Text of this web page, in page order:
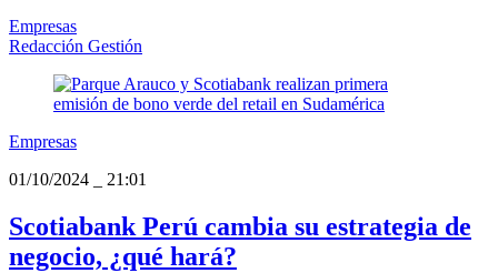
Empresas
Redacción Gestión
Empresas
01/10/2024
21:01
Scotiabank Perú cambia su estrategia de
negocio, ¿qué hará?